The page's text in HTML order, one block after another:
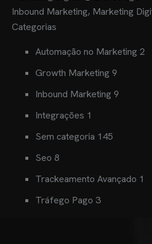
Inbound Marketing, Marketing
Categorias
Automação no Marketing 2
Growth Marketing 9
Inbound Marketing 9
Integrações 1
Sem categoria 145
Seo 8
Trackeamento Avançado 1
Tráfego Pago 3